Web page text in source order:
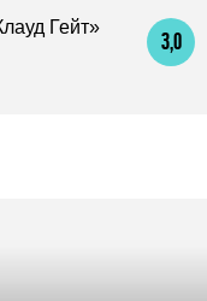
3,0
Гейт»